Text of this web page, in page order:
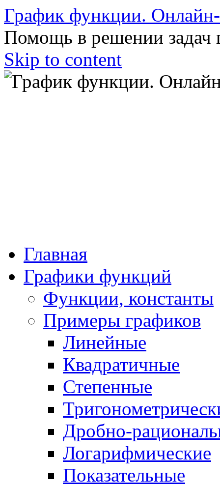
График функции.
Помощь в решении задач
Skip to content
Главная
Графики функций
Функции, константы
Примеры графиков
Линейные
Квадратичные
Степенные
Дробно-
Логарифмические
Показательные